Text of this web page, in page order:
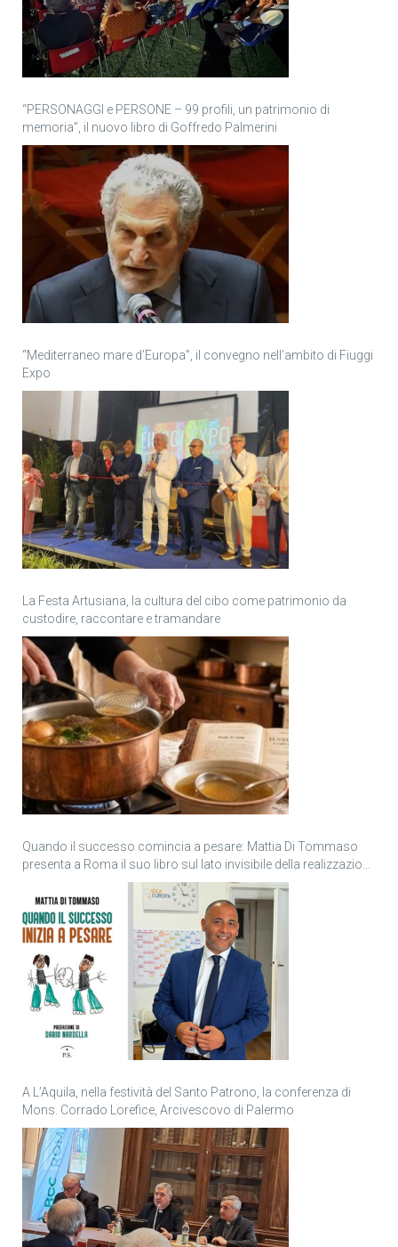
“PERSONAGGI e PERSONE – 99 profili, un patrimonio di
memoria”, il nuovo libro di Goffredo Palmerini
“Mediterraneo mare d’Europa”, il convegno nell’ambito di Fiuggi
Expo
La Festa Artusiana, la cultura del cibo come patrimonio da
custodire, raccontare e tramandare
Quando il successo comincia a pesare: Mattia Di Tommaso
presenta a Roma il suo libro sul lato invisibile della realizzazione
A L’Aquila, nella festività del Santo Patrono, la conferenza di
Mons. Corrado Lorefice, Arcivescovo di Palermo